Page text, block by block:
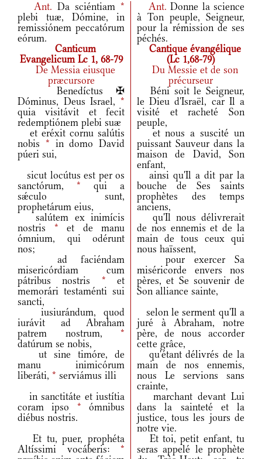
Ant. Da sciéntiam*
plebi tuæ, Dómine, in
remissiónem peccatórum
eórum.
Ant. Donne la science
à Ton peuple, Seigneur,
pour la rémission de ses
péchés.
Canticum
Evangelicum Lc 1, 68-79
Cantique évangélique
(Lc 1,68-79)
De Messia eiusque
præcursore
Du Messie et de son
précurseur
Benedíctus ✠
Dóminus, Deus Israel, *
quia visitávit et fecit
redemptiónem plebi suæ
Béni soit le Seigneur,
le Dieu d'Israël, car Il a
visité et racheté Son
peuple,
et eréxit cornu salútis
nobis * in domo David
púeri sui,
et nous a suscité un
puissant Sauveur dans la
maison de David, Son
enfant,
sicut locútus est per os
sanctórum, * qui a
sǽculo sunt,
prophetárum eius,
ainsi qu'Il a dit par la
bouche de Ses saints
prophètes des temps
anciens,
salútem ex inimícis
nostris * et de manu
ómnium, qui odérunt
nos;
qu'Il nous délivrerait
de nos ennemis et de la
main de tous ceux qui
nous haïssent,
ad faciéndam
misericórdiam cum
pátribus nostris * et
memorári testaménti sui
sancti,
pour exercer Sa
miséricorde envers nos
pères, et Se souvenir de
Son alliance sainte,
iusiurándum, quod
iurávit ad Abraham
patrem nostrum, *
datúrum se nobis,
selon le serment qu'Il a
juré à Abraham, notre
père, de nous accorder
cette grâce,
ut sine timóre, de
manu inimicórum
liberáti, * serviámus illi
qu'étant délivrés de la
main de nos ennemis,
nous Le servions sans
crainte,
in sanctitáte et iustítia
coram ipso * ómnibus
diébus nostris.
marchant devant Lui
dans la sainteté et la
justice, tous les jours de
notre vie.
Et tu, puer, prophéta
Altíssimi vocáberis: *
Et toi, petit enfant, tu
seras appelé le prophète